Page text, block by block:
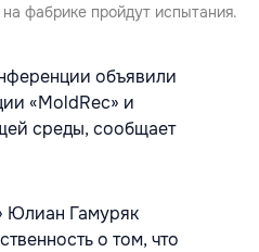
фабрике пройдут испытания.
объявили
«MoldRec» и
среды, сообщает
Юлиан Гамуряк
о том, что